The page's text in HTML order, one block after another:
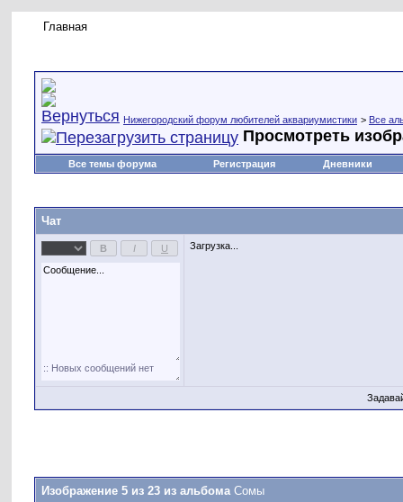
Главная
Нижегородский форум любителей аквариумистики > Все
Просмотреть
Все темы форума Регистрация Дневники
Чат
Загрузка...
Изображение 5 из 23 из альбома Сомы